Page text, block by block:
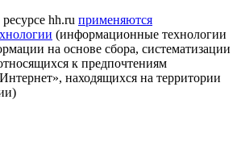
hh.ru применяются
(информационные технологии
на основе сбора, систематизации
к предпочтениям
находящихся на территории